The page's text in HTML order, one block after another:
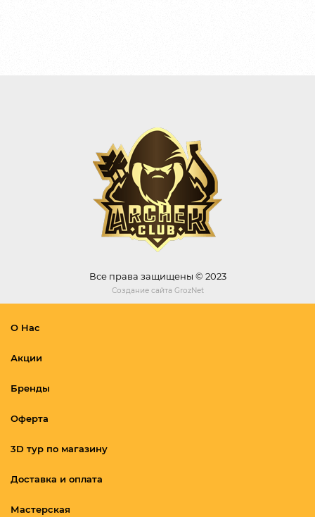
Все права защищены © 2023
Создание сайта GrozNet
О Нас
Акции
Бренды
Оферта
3D тур по магазину
Доставка и оплата
Мастерская